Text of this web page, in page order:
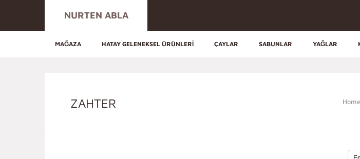
NURTEN ABLA
MAĞAZA HATAY GELENEKSEL ÜRÜNLERI ÇAYLAR SABUNLAR YAĞLAR
ZAHTER Home